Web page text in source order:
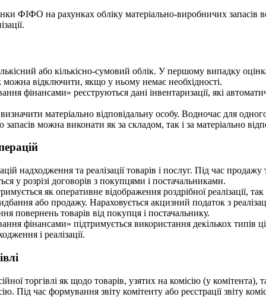
ФІФО на рахунках обліку матеріально-виробничих запасів
або кількісно-сумовий облік. У першому випадку
можна відключити, якщо у ньому немає необхідності.
фінансами» реєструються дані інвентаризації, які
матеріально відповідальну особу. Водночас для
запасів можна виконати як за складом, так і за матеріально
надходження та реалізації товарів і послуг. Під час
у розрізі договорів з покупцями і постачальниками.
як оперативне відображення роздрібної реалізації,
або продажу. Нараховується акцизний податок з
повернень товарів від покупця і постачальнику.
фінансами» підтримується використання декількох типів
і реалізації.
торгівлі як щодо товарів, узятих на комісію (у
Під час формування звіту комітенту або реєстрації звіту